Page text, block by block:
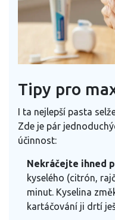
Tipy pro
I ta nejlepší pasta
Zde je pár
účinnost:
Nekráčejte ihned
kyselého (citrón,
minut. Kyselina
kartáčování ji drtí